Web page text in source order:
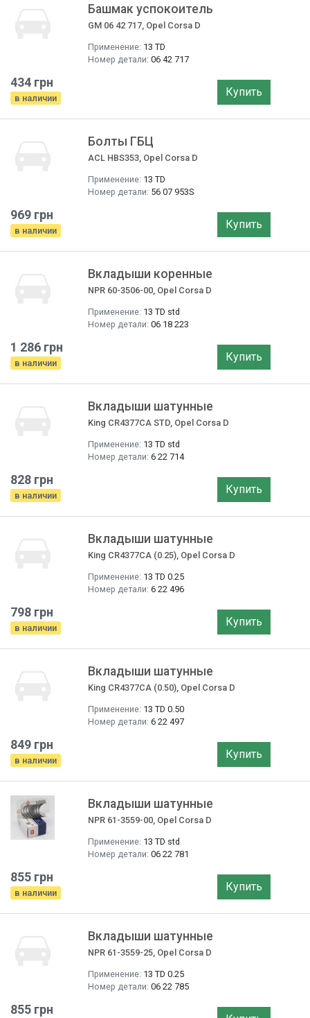
Башмак успокоитель
GM 06 42 717, Opel Corsa D
Применение: 13 TD
Номер детали: 06 42 717
434 грн
в наличии Купить
Болты ГБЦ
ACL HBS353, Opel Corsa D
Применение: 13 TD
Номер детали: 56 07 953S
969 грн
в наличии Купить
Вкладыши коренные
NPR 60-3506-00, Opel Corsa D
Применение: 13 TD std
Номер детали: 06 18 223
1 286 грн
в наличии Купить
Вкладыши шатунные
King CR4377CA STD, Opel Corsa D
Применение: 13 TD std
Номер детали: 6 22 714
828 грн
в наличии Купить
Вкладыши шатунные
King CR4377CA (0.25), Opel Corsa D
Применение: 13 TD 0.25
Номер детали: 6 22 496
798 грн
в наличии Купить
Вкладыши шатунные
King CR4377CA (0.50), Opel Corsa D
Применение: 13 TD 0.50
Номер детали: 6 22 497
849 грн
в наличии Купить
Вкладыши шатунные
NPR 61-3559-00, Opel Corsa D
Применение: 13 TD std
Номер детали: 06 22 781
855 грн
в наличии Купить
Вкладыши шатунные
NPR 61-3559-25, Opel Corsa D
Применение: 13 TD 0.25
Номер детали: 06 22 785
855 грн